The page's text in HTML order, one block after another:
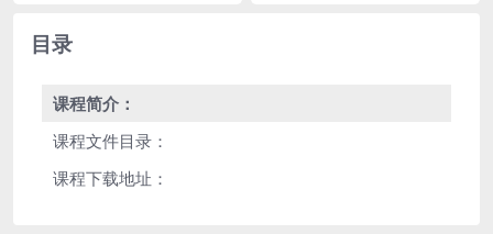
目录
课程简介：
课程文件目录：
课程下载地址：